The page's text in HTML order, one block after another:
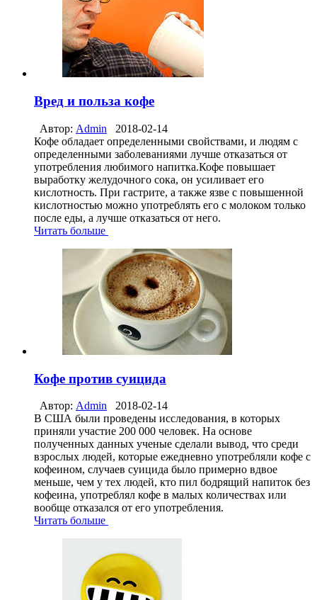
Вред и польза кофе
Автор: Admin
2018-02-14
Кофе обладает определенными свойствами, и людям с
определенными заболеваниями лучше отказаться от
употребления любимого напитка.Кофе повышает
выработку желудочного сока, он усиливает его
кислотность. При гастрите, а также язве с повышенной
кислотностью можно употреблять его с молоком только
после еды, а лучше отказаться от него.
Читать больше
Кофе против суицида
Автор: Admin
2018-02-14
В США были проведены исследования, в которых
приняли участие 200 000 человек. На основе
полученных данных ученые сделали вывод, что среди
взрослых людей, которые ежедневно употребляли кофе с
кофеином, случаев суицида было примерно вдвое
меньше, чем у тех людей, кто пил бодрящий напиток без
кофеина, употреблял кофе в малых количествах или
вообще отказался от его употребления.
Читать больше